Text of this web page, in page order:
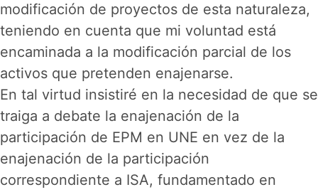
modificación de proyectos de esta naturaleza,
teniendo en cuenta que mi voluntad está
encaminada a la modificación parcial de los
activos que pretenden enajenarse.
En tal virtud insistiré en la necesidad de que se
traiga a debate la enajenación de la
participación de EPM en UNE en vez de la
enajenación de la participación
correspondiente a ISA, fundamentado en